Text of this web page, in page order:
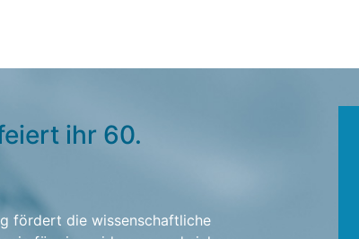
ihr 60.
fördert die wissenschaftliche